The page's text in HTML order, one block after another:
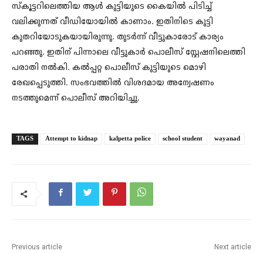
സ്‌കൂട്ടറിലെത്തിയ ആള്‍ കുട്ടിയുടെ കൈയില്‍ പിടിച്ച്
വലിക്കുന്നത് വീഡിയോയില്‍ കാണാം. ഇതിനിടെ കുട്ടി
കുതറിയോടുകയായിരുന്നു. തുടര്‍ന്ന് വീട്ടുകാരോട് കാര്യം
പറഞ്ഞു. ഇതിന് പിന്നാലെ വീട്ടുകാര്‍ പൊലീസ് സ്റ്റേഷനിലെത്തി
പരാതി നൽകി. കല്‍പ്പറ്റ പൊലീസ് കുട്ടിയുടെ മൊഴി
രേഖപ്പെടുത്തി. സംഭവത്തില്‍ വിശദമായ അന്വേഷണം
നടത്തുമെന്ന് പൊലീസ് അറിയിച്ചു.
TAGS Attempt to kidnap kalpetta police school student wayanad
Previous article Next article